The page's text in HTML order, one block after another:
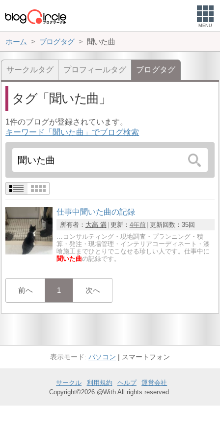
MENU
ホーム ブログタグ 聞いた曲
サークルタグ プロフィールタグ ブログタグ
タグ 聞いた曲
1件のブログが登録されています。
キーワード「聞いた曲」でブログ検索
仕事中聞いた曲の記録
所有者： 大高 満 更新： 4年前 更新回数： 35回
…コンサルティング・現地調査・プランニング・積
算・発注・現場管理・インテリアコーディネート・漆
喰施工までひとりでこなせる珍しい人です。仕事中に
聞いた曲の記録です。
前へ 1 次へ
パソコン スマートフォン
サークル 利用規約 ヘルプ
運営会社
Copyright©2026 @With All rights reserved.